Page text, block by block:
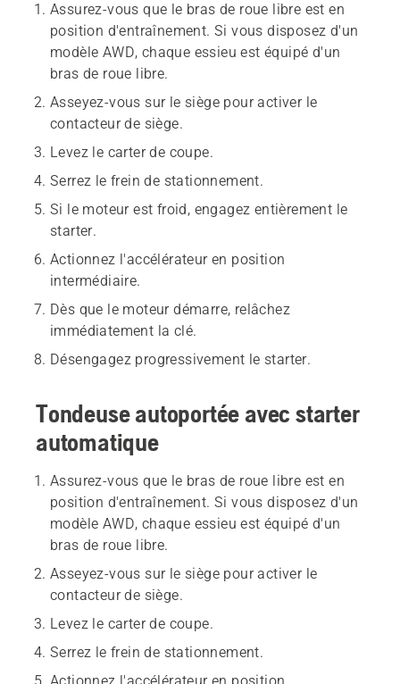
Assurez-vous que le bras de roue libre est en
position d'entraînement. Si vous disposez d'un
modèle AWD, chaque essieu est équipé d'un
bras de roue libre.
Asseyez-vous sur le siège pour activer le
contacteur de siège.
Levez le carter de coupe.
Serrez le frein de stationnement.
Si le moteur est froid, engagez entièrement le
starter.
Actionnez l'accélérateur en position
intermédiaire.
Dès que le moteur démarre, relâchez
immédiatement la clé.
Désengagez progressivement le starter.
Tondeuse autoportée avec starter
automatique
Assurez-vous que le bras de roue libre est en
position d'entraînement. Si vous disposez d'un
modèle AWD, chaque essieu est équipé d'un
bras de roue libre.
Asseyez-vous sur le siège pour activer le
contacteur de siège.
Levez le carter de coupe.
Serrez le frein de stationnement.